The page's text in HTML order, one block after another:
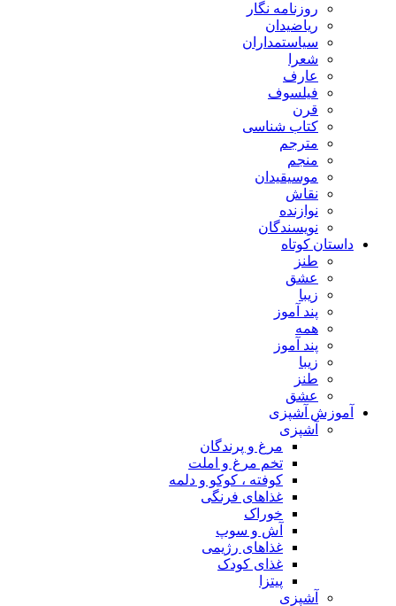
روزنامه نگار
ریاضیدان
سیاستمداران
شعرا
عارف
فیلسوف
قرن
کتاب شناسی
مترجم
منجم
موسیقیدان
نقاش
نوازنده
نویسندگان
داستان کوتاه
طنز
عشق
زیبا
پند آموز
همه
پند آموز
زیبا
طنز
عشق
آموزش آشپزی
آشپزی
مرغ و پرندگان
تخم مرغ و املت
کوفته ، کوکو و دلمه
غذاهای فرنگی
خوراک
آش و سوپ
غذاهای رژیمی
غذای کودک
پیتزا
آشپزی